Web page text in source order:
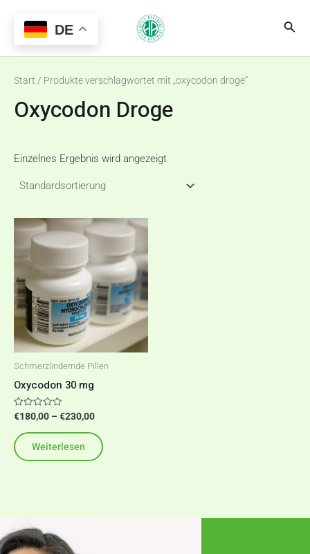
springenMenu
Start / Produkte verschlagwortet mit „oxycodon droge“
Oxycodon Droge
Einzelnes Ergebnis wird angezeigt
Schmerzlindernde Pillen
Oxycodon 30 mg
Bewertet
mit
von
5
€180,00 –€230,00
Preisspanne:
€180,00
€230,00
Weiterlesen
DE